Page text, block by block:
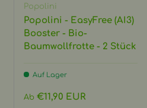
Popolini
Popolini - EasyFree (AI3)
Booster - Bio-
Baumwollfrotte - 2 Stück
Auf Lager
Normaler Preis
Ab €11,90 EUR